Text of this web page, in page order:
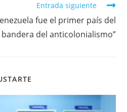
Entrada siguiente
fue el primer país del
del anticolonialismo”